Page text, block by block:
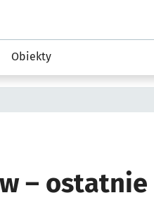
i rekreacja
Obiekty
– ostatnie